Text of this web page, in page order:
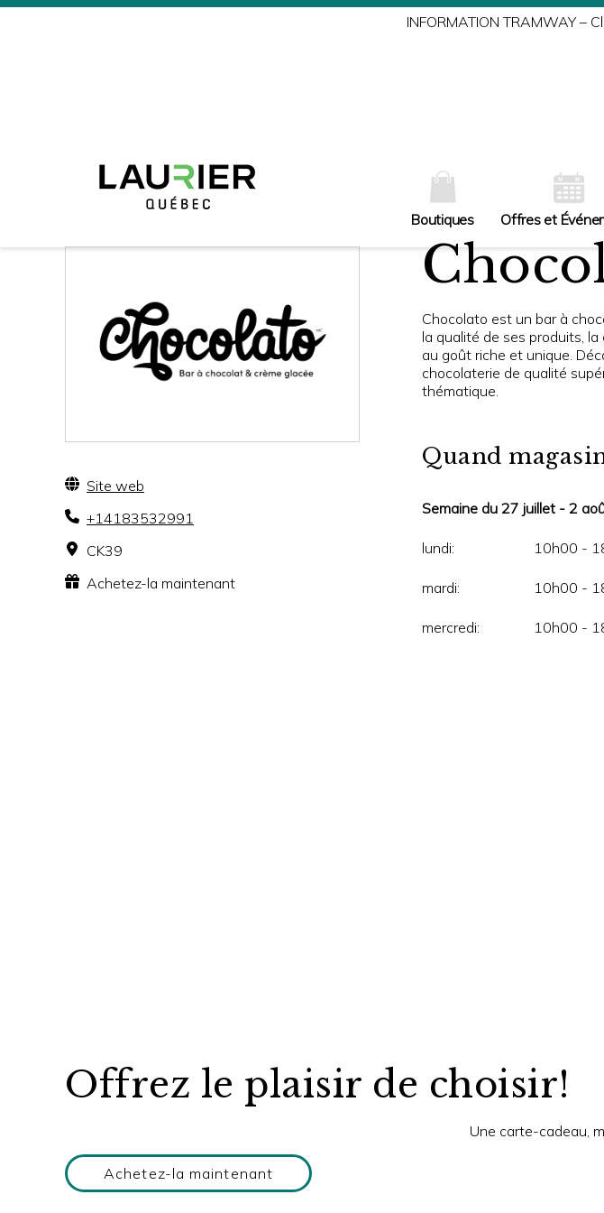
INFORMATION TRAMWAY –
Boutiques Offres et
Site web
+14183532991
CK39
Achetez-la maintenant
Chocolato est un bar à
la qualité de ses produits,
au goût riche et unique.
chocolaterie de qualité
thématique.
Quand
Semaine du 27 juillet - 2
lundi: 10h00 -
mardi: 10h00 -
mercredi: 10h00 -
Offrez le plaisir de choisir!
Une carte-cadeau,
Achetez-la maintenant